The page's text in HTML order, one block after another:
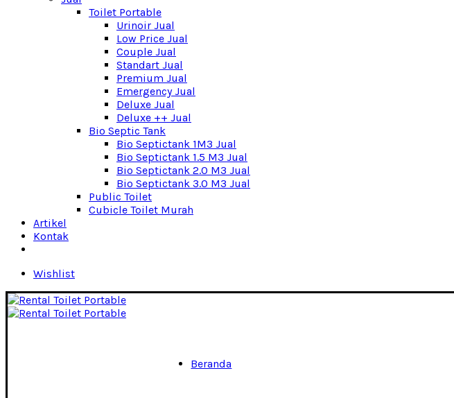
Toilet Portable
Urinoir Jual
Low Price Jual
Couple Jual
Standart Jual
Premium Jual
Emergency Jual
Deluxe Jual
Deluxe ++ Jual
Bio Septic Tank
Bio Septictank 1M3 Jual
Bio Septictank 1.5 M3 Jual
Bio Septictank 2.0 M3 Jual
Bio Septictank 3.0 M3 Jual
Public Toilet
Cubicle Toilet Murah
Artikel
Kontak
Wishlist
Beranda